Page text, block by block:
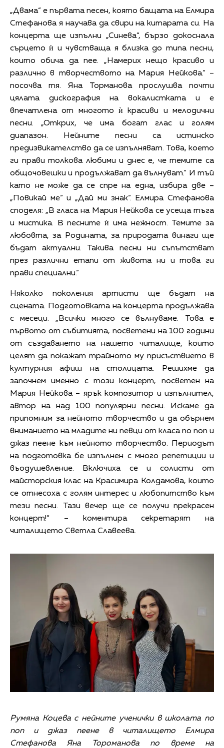
„Двама“ е първата песен, която бащата на Елмира
Стефанова я научава да свири на китарата си. На
концерта ще изпълни „Синева“, бързо докоснала
сърцето ѝ и чувстваща я близка до типа песни,
които обича да пее. „Намерих нещо красиво и
различно в творчеството на Мария Нейкова.“ –
посочва тя. Яна Торманова прослушва почти
цялата дискография на вокалистката и е
впечатлена от многото ѝ красиви и мелодични
песни. „Открих, че има богат глас и голям
диапазон. Нейните песни са истинско
предизвикателство да се изпълняват. Това, което
ги прави толкова любими и днес е, че темите са
общочовешки и продължават да вълнуват.“ И тъй
като не може да се спре на една, избира две –
„Повикай ме“ и „Дай ми знак“. Елмира Стефанова
споделя: „В гласа на Мария Нейкова се усеща тъга
и мистика. В песните ѝ има нежност. Темите за
любовта, за Родината, за природата винаги ще
бъдат актуални. Такива песни ни съпътстват
през различни етапи от живота ни и това ги
прави специални.“
Няколко поколения артисти ще бъдат на
сцената. Подготовката на концерта продължава
с месеци. „Всички много се вълнуваме. Това е
първото от събитията, посветени на 100 години
от създаването на нашето читалище, които
целят да покажат трайното му присъствието в
културния афиш на столицата. Решихме да
започнем именно с този концерт, посветен на
Мария Нейкова – ярък композитор и изпълнител,
автор на над 100 популярни песни. Искаме да
припомним за нейното творчество и да обърнем
вниманието на младите ни певци от класа по поп и
джаз пеене към нейното творчество. Периодът
на подготовка бе изпълнен с много репетиции и
въодушевление. Включиха се и солисти от
майсторския клас на Красимира Колдамова, които
се отнесоха с голям интерес и любопитство към
тези песни. Тази вечер ще се получи прекрасен
концерт!“ – коментира секретарят на
читалището Светла Славеева.
Румяна Коцева с нейните ученички в школата по
поп и джаз пеене в читалището Елмира
Стефанова Яна Тороманова по време на